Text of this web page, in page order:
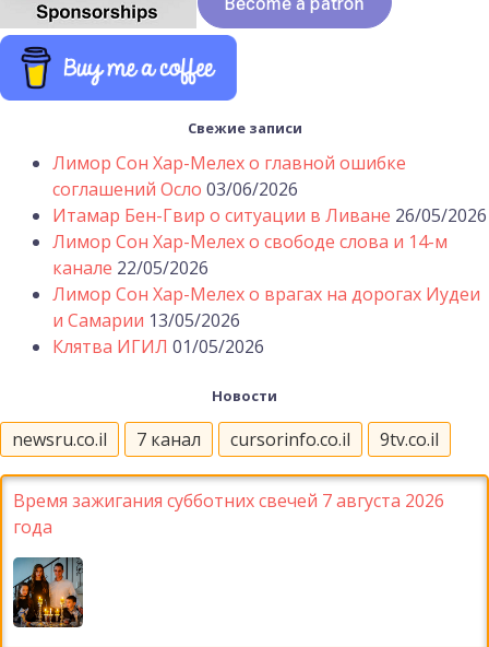
Свежие записи
Лимор Сон Хар-Мелех о главной ошибке
соглашений Осло 03/06/2026
Итамар Бен-Гвир о ситуации в Ливане 26/05/2026
Лимор Сон Хар-Мелех о свободе слова и 14-м
канале 22/05/2026
Лимор Сон Хар-Мелех о врагах на дорогах Иудеи
и Самарии 13/05/2026
Клятва ИГИЛ 01/05/2026
Новости
newsru.co.il 7 канал cursorinfo.co.il 9tv.co.il
Время зажигания субботних свечей 7 августа 2026
года